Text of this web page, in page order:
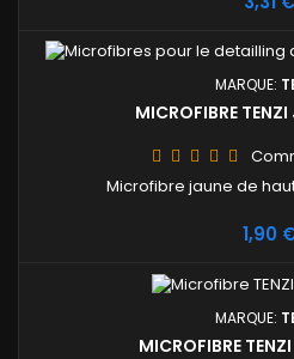
MARQUE:
MICROFIBRE
Microfibre jaune de
Prix
1,90
MARQUE:
MICROFIBRE